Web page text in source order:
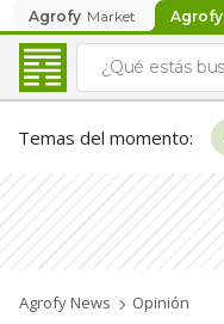
Agrofy Market Agrofy
Temas del momento:
Agrofy News Opinión